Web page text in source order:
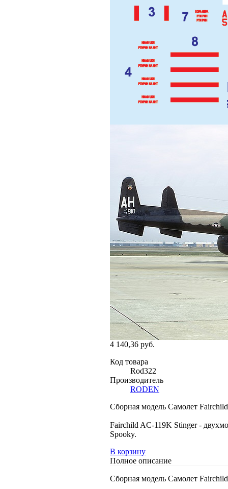
4 140,36 руб.
Код товара
Rod322
Производитель
RODEN
Сборная модель Самолет
Fairchild AC-119K Stinger -
Spooky.
В корзину
Полное описание
Сборная модель Самолет